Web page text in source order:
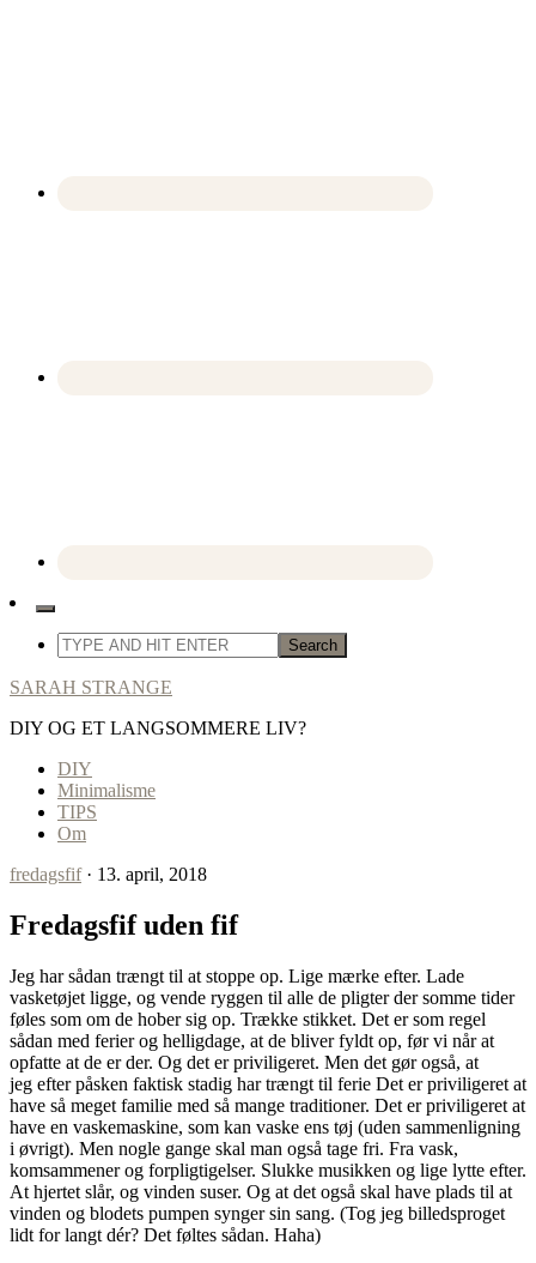
SARAH STRANGE
DIY OG ET LANGSOMMERE LIV?
DIY
Minimalisme
TIPS
Om
fredagsfif· 13. april, 2018
Fredagsfif uden fif
Jeg har sådan trængt til at stoppe op. Lige mærke efter. Lade
vasketøjet ligge, og vende ryggen til alle de pligter der somme tider
føles som om de hober sig op. Trække stikket. Det er som regel
sådan med ferier og helligdage, at de bliver fyldt op, før vi når at
opfatte at de er der. Og det er priviligeret. Men det gør også, at
jeg efter påsken faktisk stadig har trængt til ferie Det er priviligeret at
have så meget familie med så mange traditioner. Det er priviligeret at
have en vaskemaskine, som kan vaske ens tøj (uden sammenligning
i øvrigt). Men nogle gange skal man også tage fri. Fra vask,
komsammener og forpligtigelser. Slukke musikken og lige lytte efter.
At hjertet slår, og vinden suser. Og at det også skal have plads til at
vinden og blodets pumpen synger sin sang. (Tog jeg billedsproget
lidt for langt dér? Det føltes sådan. Haha)